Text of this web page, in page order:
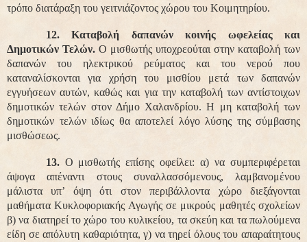
τρόπο διατάραξη του γειτνιάζοντος χώρου του Κοιμητηρίου.
12. Καταβολή δαπανών κοινής ωφελείας και
Δημοτικών Τελών. Ο μισθωτής υποχρεούται στην καταβολή των
δαπανών του ηλεκτρικού ρεύματος και του νερού που
καταναλίσκονται για χρήση του μισθίου μετά των δαπανών
εγγυήσεων αυτών, καθώς και για την καταβολή των αντίστοιχων
δημοτικών τελών στον Δήμο Χαλανδρίου. Η μη καταβολή των
δημοτικών τελών ιδίως θα αποτελεί λόγο λύσης της σύμβασης
μισθώσεως.
13.Ο μισθωτής επίσης οφείλει: α) να συμπεριφέρεται
άψογα απέναντι στους συναλλασσόμενους, λαμβανομένου
μάλιστα υπ’ όψη ότι στον περιβάλλοντα χώρο διεξάγονται
μαθήματα Κυκλοφοριακής Αγωγής σε μικρούς μαθητές σχολείων
β) να διατηρεί το χώρο του κυλικείου, τα σκεύη και τα πωλούμενα
είδη σε απόλυτη καθαριότητα, γ) να τηρεί όλους του απαραίτητους